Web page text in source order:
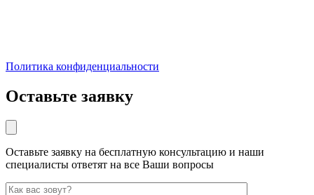
Политика конфиденциальности
Оставьте заявку
Оставьте заявку на бесплатную консультацию и наши
специалисты ответят на все Ваши вопросы